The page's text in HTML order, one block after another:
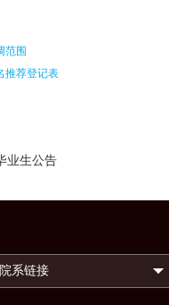
范围
推荐登记表
业生公告